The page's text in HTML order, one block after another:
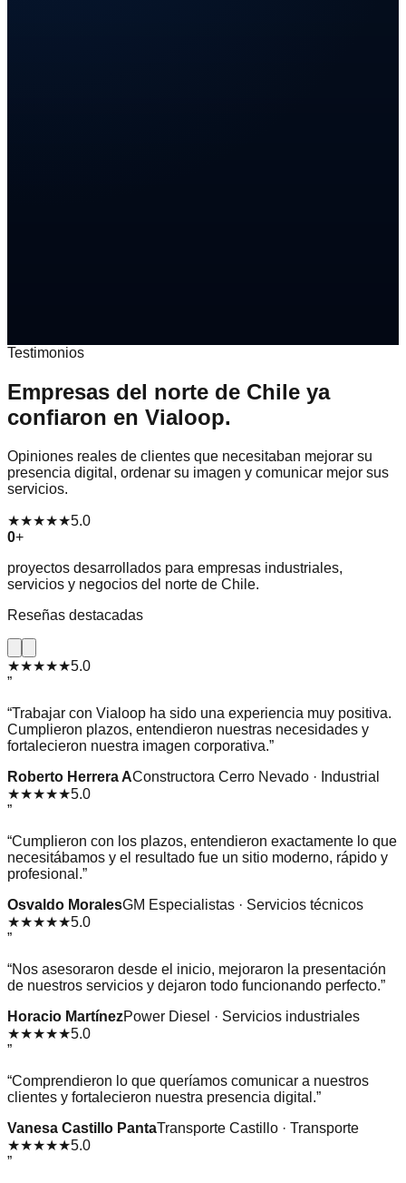
Testimonios
Empresas del norte de Chile ya
confiaron en Vialoop.
Opiniones reales de clientes que necesitaban mejorar su
presencia digital, ordenar su imagen y comunicar mejor sus
servicios.
★★★★★5.0
0+
proyectos desarrollados para empresas industriales,
servicios y negocios del norte de Chile.
Reseñas destacadas
★★★★★5.0
”
“Trabajar con Vialoop ha sido una experiencia muy positiva.
Cumplieron plazos, entendieron nuestras necesidades y
fortalecieron nuestra imagen corporativa.”
Roberto Herrera AConstructora Cerro Nevado · Industrial
★★★★★5.0
”
“Cumplieron con los plazos, entendieron exactamente lo que
necesitábamos y el resultado fue un sitio moderno, rápido y
profesional.”
Osvaldo MoralesGM Especialistas · Servicios técnicos
★★★★★5.0
”
“Nos asesoraron desde el inicio, mejoraron la presentación
de nuestros servicios y dejaron todo funcionando perfecto.”
Horacio MartínezPower Diesel · Servicios industriales
★★★★★5.0
”
“Comprendieron lo que queríamos comunicar a nuestros
clientes y fortalecieron nuestra presencia digital.”
Vanesa Castillo PantaTransporte Castillo · Transporte
★★★★★5.0
”